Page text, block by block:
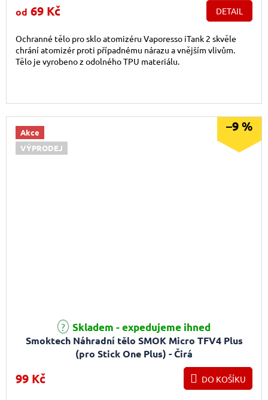
od 69 Kč DETAIL
Ochranné tělo pro sklo atomizéru Vaporesso iTank 2 skvěle
chrání atomizér proti případnému nárazu a vnějším vlivům.
Tělo je vyrobeno z odolného TPU materiálu.
Akce
VÝPRODEJ
–9 %
Smoktech Náhradní tělo SMOK Micro TFV4 Plus
(pro Stick One Plus) - Čirá
Skladem - expedujeme ihned
99 Kč DO KOŠÍKU